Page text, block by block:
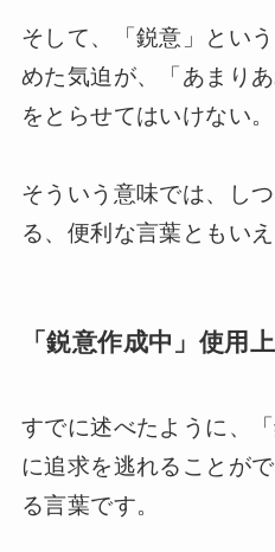
そして、「鋭意」とい
めた気迫が、「あまり
をとらせてはいけない
そういう意味では、し
る、便利な言葉ともいえ
「鋭意作成中」使用
すでに述べたように、
に追求を逃れることが
る言葉です。